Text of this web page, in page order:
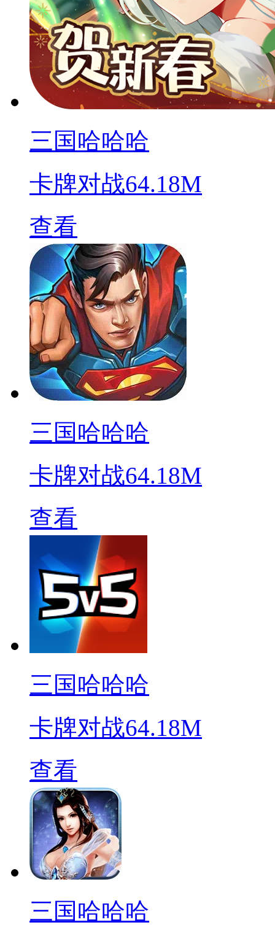
三国哈哈哈
卡牌对战64.18M
查看
三国哈哈哈
卡牌对战64.18M
查看
三国哈哈哈
卡牌对战64.18M
查看
三国哈哈哈